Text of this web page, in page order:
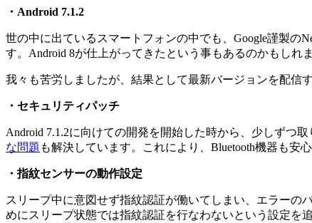
・Android 7.1.2
世の中に出ているスマートフォンの中でも、Google謹製の
す。Android 8が仕上がってきたという事もあるのかもしれ
我々も苦労しましたが、結果として最新バージョンを配信
・セキュリティパッチ
Android 7.1.2に向けての開発を開始した時から、少しずつ
な問題 も解決しています。これにより、Bluetooth機器も安
・指紋センサーの動作設定
スリープ中に意図せず指紋認証が働いてしまい、エラーの
めにスリープ状態では指紋認証を行なわないという設定を